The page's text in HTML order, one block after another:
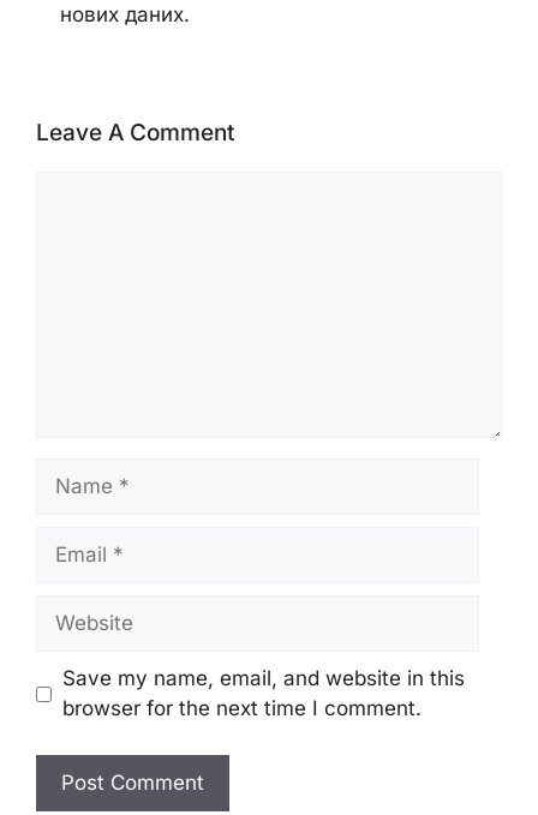
нових даних.
Leave A Comment
Name
Email
Website
Save my name, email, and website in this
browser for the next time I comment.